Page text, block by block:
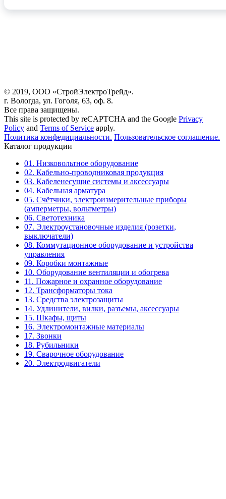
© 2019, ООО «СтройЭлектроТрейд».
г. Вологда, ул. Гоголя, 63, оф. 8.
Все права защищены.
This site is protected by reCAPTCHA and the Google Privacy
Policy and Terms of Service apply.
Политика конфедициальности. Пользовательское соглашение.
Каталог продукции
01. Низковольтное оборудование
02. Кабельно-проводниковая продукция
03. Кабеленесущие системы и аксессуары
04. Кабельная арматура
05. Счётчики, электроизмерительные приборы
(амперметры, вольтметры)
06. Светотехника
07. Электроустановочные изделия (розетки,
выключатели)
08. Коммутационное оборудование и устройства
управления
09. Коробки монтажные
10. Оборудование вентиляции и обогрева
11. Пожарное и охранное оборудование
12. Трансформаторы тока
13. Средства электрозащиты
14. Удлинители, вилки, разъемы, аксессуары
15. Шкафы, щиты
16. Электромонтажные материалы
17. Звонки
18. Рубильники
19. Сварочное оборудование
20. Электродвигатели